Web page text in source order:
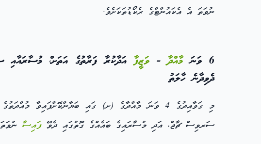
ނުވަތަ އެ އެކައުންޓްގެ ރެކޯޑުތަކަށެވެ.
6 ވަނަ މާއްދާ- ވަޒީފާއަދާކުރާ ފަރާތުގެ އަތަށ،ް މުސާރައާއި
ދެވިދާނެ ހާލަތު
މި ގަވާއިދުގެ 4 ވަނަ މާއްދާގެ (ށ) ގައި ބަޔާންކޮށްފައިވާ މުއްދަތުގެ ތެރޭގައި، އެ މާއްދާގެ (ނ) ގައި ބަޔާންކޮށްފައިވާ ފަދަ
ސަރވިސް ޗާޖް، އަދި މުސާރައިގެ ބައެއްގެ ގޮތުގައި ދެވޭފައިސާ